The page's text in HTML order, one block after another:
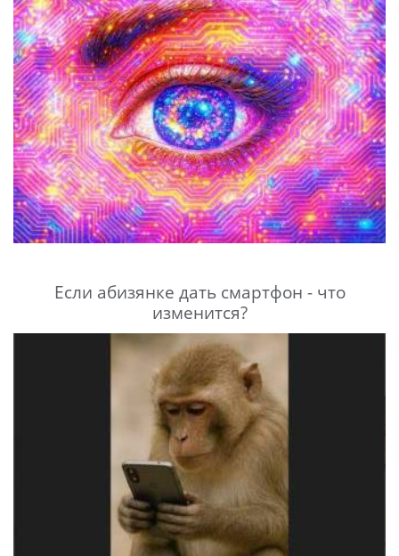
Если абизянке дать смартфон - что
изменится?